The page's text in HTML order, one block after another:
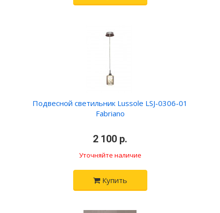
Подвесной светильник Lussole LSJ-0306-01
Fabriano
2 100 р.
Уточняйте наличие
Купить